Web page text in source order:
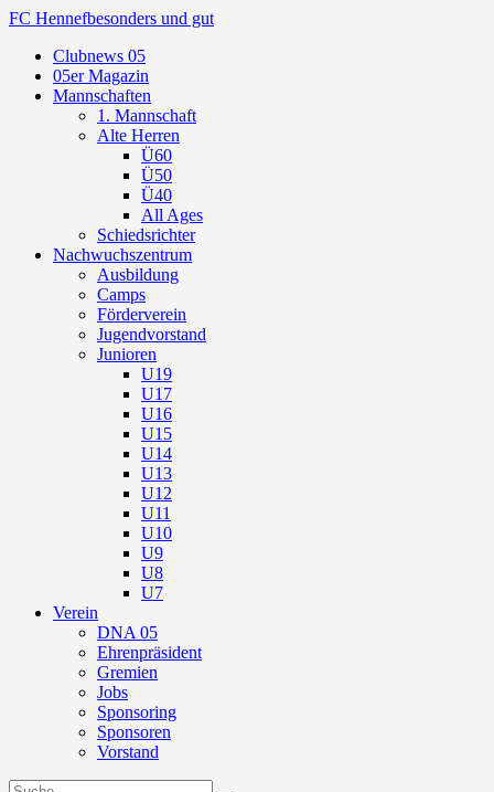
FC Hennefbesonders und gut
Clubnews 05
05er Magazin
Mannschaften
1. Mannschaft
Alte Herren
Ü60
Ü50
Ü40
All Ages
Schiedsrichter
Nachwuchszentrum
Ausbildung
Camps
Förderverein
Jugendvorstand
Junioren
U19
U17
U16
U15
U14
U13
U12
U11
U10
U9
U8
U7
Verein
DNA 05
Ehrenpräsident
Gremien
Jobs
Sponsoring
Sponsoren
Vorstand